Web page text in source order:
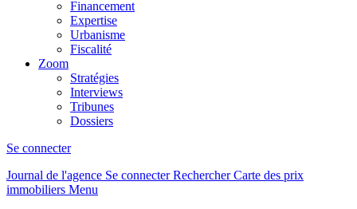
Financement
Expertise
Urbanisme
Fiscalité
Zoom
Stratégies
Interviews
Tribunes
Dossiers
Se connecter
Journal de l'agence Se connecterRechercher Carte des prix
immobiliers Menu